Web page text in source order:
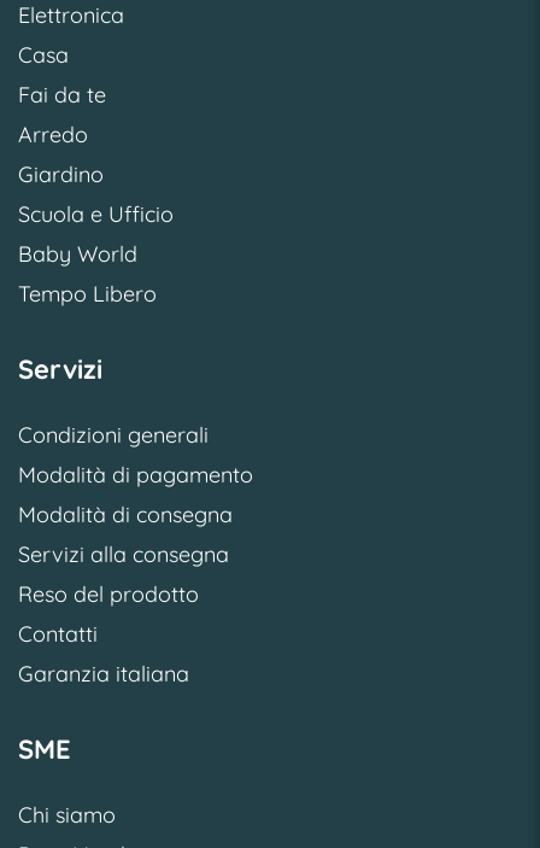
Elettronica
Casa
Fai da te
Arredo
Giardino
Scuola e Ufficio
Baby World
Tempo Libero
Servizi
Condizioni generali
Modalità di pagamento
Modalità di consegna
Servizi alla consegna
Reso del prodotto
Contatti
Garanzia italiana
SME
Chi siamo